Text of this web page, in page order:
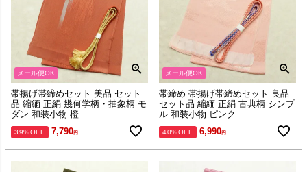
メール便OK
帯揚げ帯締めセット 美品 セット
品 縮緬 正絹 幾何学柄・抽象柄 モ
ダン 和装小物 橙
39%OFF 7,790
メール便OK
帯締め 帯揚げ帯締めセット 良品
セット品 縮緬 正絹 古典柄 シンプ
ル 和装小物 ピンク
40%OFF 6,990